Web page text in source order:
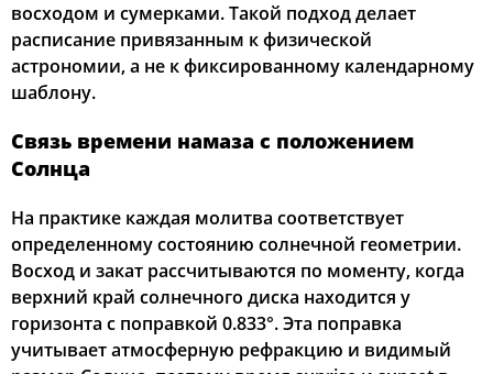
24, Пн 03:34 05:27 12:29 16:20 19:30
25, Вт 03:36 05:28 12:28 16:19 19:27 21:10
27, Чт
28, Пт 03:43 05:33 12:27 16:15 19:21
29, Сб 03:45 05:34 12:27 16:14 19:19 20:59
30, Вс 03:48 05:36 12:27 16:12 19:17
03:50 05:37 12:26 16:11 19:15 20:54
восходом и сумерками. Такой подход делает
расписание привязанным к физической
астрономии, а не к фиксированному календарному
шаблону.
Связь времени намаза с положением
Солнца
На практике каждая молитва соответствует
определенному состоянию солнечной геометрии.
Восход и закат рассчитываются по моменту, когда
верхний край солнечного диска находится у
горизонта с поправкой 0.833°. Эта поправка
учитывает атмосферную рефракцию и видимый